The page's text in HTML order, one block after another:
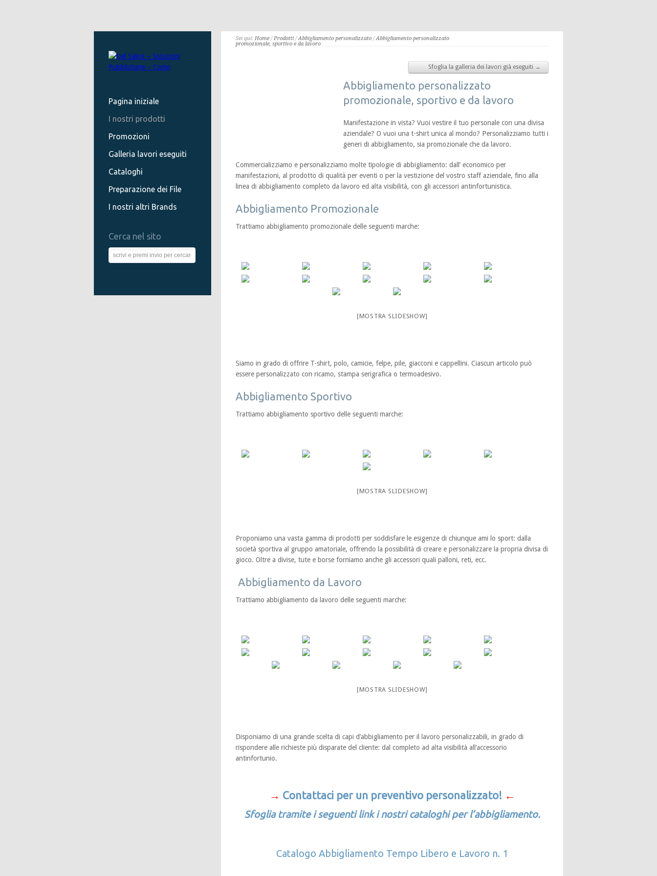
Sei qui: Home/Prodotti /Abbigliamento personalizzato /Abbigliamento personalizzato
promozionale, sportivo e da lavoro
Sfoglia la galleria dei lavori già eseguiti →
Abbigliamento personalizzato
promozionale, sportivo e da lavoro
Manifestazione in vista? Vuoi vestire il tuo personale con una divisa
aziendale? O vuoi una t-shirt unica al mondo? Personalizziamo tutti i
generi di abbigliamento, sia promozionale che da lavoro.
Commercializziamo e personalizziamo molte tipologie di abbigliamento: dall’ economico per
manifestazioni, al prodotto di qualità per eventi o per la vestizione del vostro staff aziendale, fino alla
linea di abbigliamento completo da lavoro ed alta visibilità, con gli accessori antinfortunistica.
Abbigliamento Promozionale
Trattiamo abbigliamento promozionale delle seguenti marche:
[MOSTRA SLIDESHOW]
Siamo in grado di offrire T-shirt, polo, camicie, felpe, pile, giacconi e cappellini. Ciascun articolo può
essere personalizzato con ricamo, stampa serigrafica o termoadesivo.
Abbigliamento Sportivo
Trattiamo abbigliamento sportivo delle seguenti marche:
[MOSTRA SLIDESHOW]
Proponiamo una vasta gamma di prodotti per soddisfare le esigenze di chiunque ami lo sport: dalla
società sportiva al gruppo amatoriale, offrendo la possibilità di creare e personalizzare la propria divisa di
gioco. Oltre a divise, tute e borse forniamo anche gli accessori quali palloni, reti, ecc.
Abbigliamento da Lavoro
Trattiamo abbigliamento da lavoro delle seguenti marche:
[MOSTRA SLIDESHOW]
Disponiamo di una grande scelta di capi d’abbigliamento per il lavoro personalizzabili, in grado di
rispondere alle richieste più disparate del cliente: dal completo ad alta visibilità all’accessorio
antinfortunio.
→ Contattaci per un preventivo personalizzato! ←
Sfoglia tramite i seguenti link i nostri cataloghi per l’abbigliamento.
Catalogo Abbigliamento Tempo Libero e Lavoro n. 1
Pagina iniziale
I nostri prodotti
Promozioni
Galleria lavori eseguiti
Cataloghi
Preparazione dei File
I nostri altri Brands
Cerca nel sito